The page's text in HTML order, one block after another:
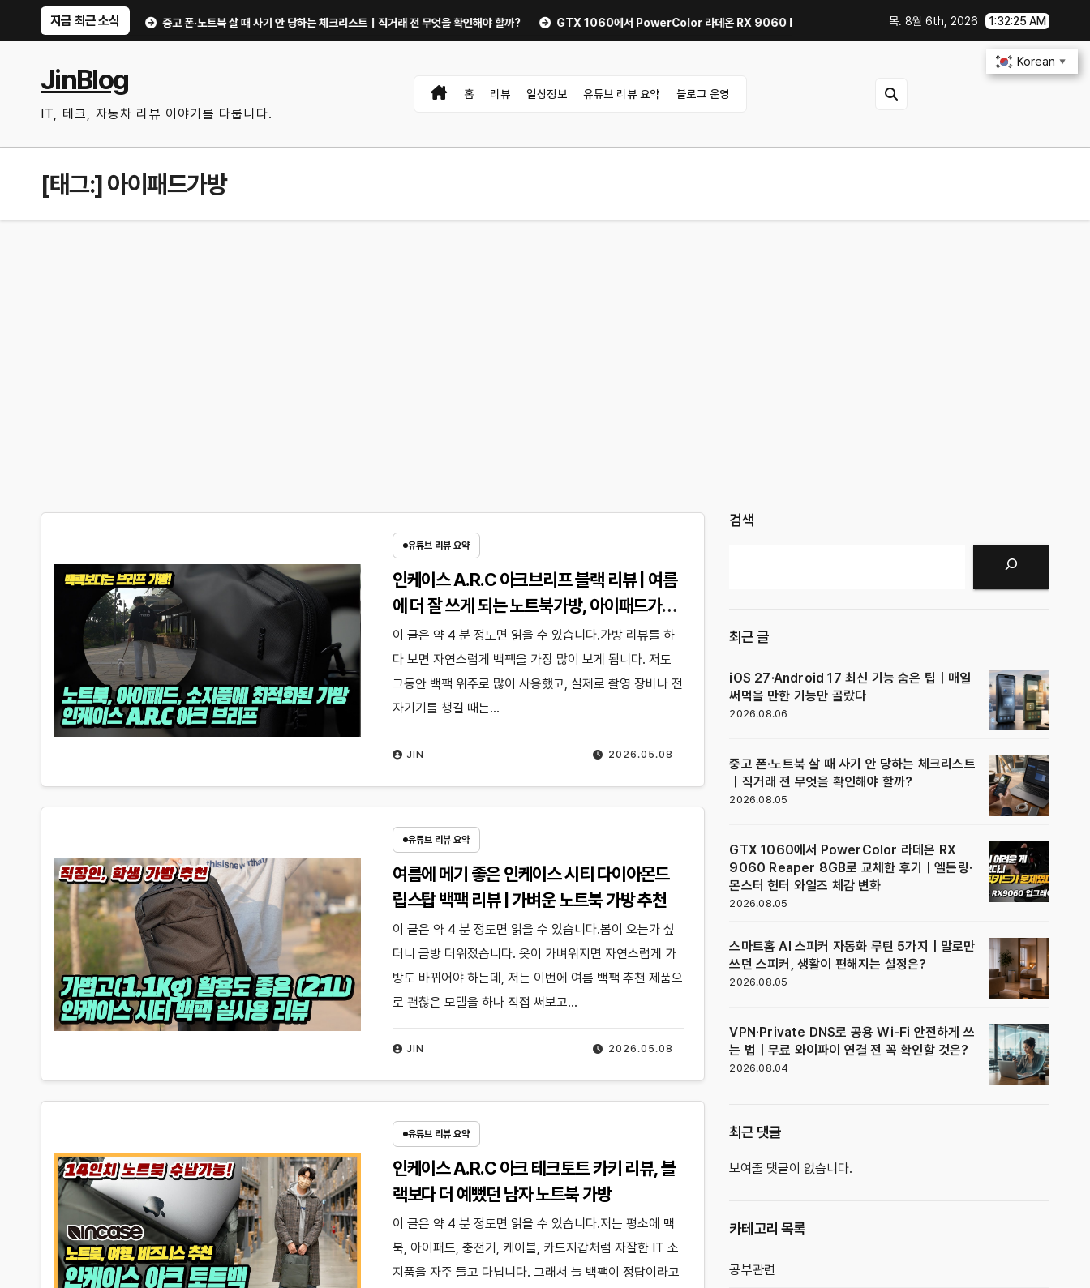
지금 최근 소식
기능만 골랐다 중고 폰·노트북 살 때 사기 안 당하는 체크리스트｜직거래 전 무엇을 확인해야 할까? GTX 1060에서 PowerColor 라데온 RX 9060 Reaper 8GB로 교체한 후기｜엘든링·몬스터 헌터 와일즈 체감 변화
목. 8월 6th, 2026 1:32:26 AM
JinBlog
IT, 테크, 자동차 리뷰 이야기를 다룹니다.
홈 리뷰 일상정보 유튜브 리뷰 요약 블로그 운영
[태그:]아이패드가방
유튜브 리뷰 요약
인케이스 A.R.C 아크브리프 블랙 리뷰 | 여름
에 더 잘 쓰게 되는 노트북가방, 아이패드가방
추천
2026.05.08
JIN
이 글은 약 4 분 정도면 읽을 수 있습니다.가방 리뷰를 하
다 보면 자연스럽게 백팩을 가장 많이 보게 됩니다. 저도
그동안 백팩 위주로 많이 사용했고, 실제로 촬영 장비나 전
자기기를 챙길 때는…
유튜브 리뷰 요약
여름에 메기 좋은 인케이스 시티 다이아몬드
립스탑 백팩 리뷰 | 가벼운 노트북 가방 추천
2026.05.08
JIN
이 글은 약 4 분 정도면 읽을 수 있습니다.봄이 오는가 싶
더니 금방 더워졌습니다. 옷이 가벼워지면 자연스럽게 가
방도 바뀌어야 하는데, 저는 이번에 여름 백팩 추천 제품으
로 괜찮은 모델을 하나 직접 써보고…
유튜브 리뷰 요약
인케이스 A.R.C 아크 테크토트 카키 리뷰, 블
랙보다 더 예뻤던 남자 노트북 가방
이 글은 약 4 분 정도면 읽을 수 있습니다.저는 평소에 맥
북, 아이패드, 충전기, 케이블, 카드지갑처럼 자잘한 IT 소
지품을 자주 들고 다닙니다. 그래서 늘 백팩이 정답이라고
검색
최근 글
iOS 27·Android 17 최신 기능 숨은 팁｜매일
써먹을 만한 기능만 골랐다
2026.08.06
중고 폰·노트북 살 때 사기 안 당하는 체크리스트
｜직거래 전 무엇을 확인해야 할까?
2026.08.05
GTX 1060에서 PowerColor 라데온 RX
9060 Reaper 8GB로 교체한 후기｜엘든링·
몬스터 헌터 와일즈 체감 변화
2026.08.05
스마트홈 AI 스피커 자동화 루틴 5가지｜말로만
쓰던 스피커, 생활이 편해지는 설정은?
2026.08.05
VPN·Private DNS로 공용 Wi-Fi 안전하게 쓰
는 법｜무료 와이파이 연결 전 꼭 확인할 것은?
2026.08.04
최근 댓글
보여줄 댓글이 없습니다.
카테고리 목록
공부관련
Korean ▼